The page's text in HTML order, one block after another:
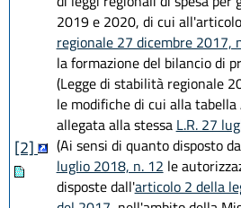
2019 e 2020, di cui
regionale 27 dicembre 2017,
la formazione del bilancio di
(Legge di stabilità regionale
le modifiche di cui alla
allegata alla stessa L.R. 27
[2] (Ai sensi di quanto disposto
luglio 2018, n. 12 le
disposte dall'articolo 2 della